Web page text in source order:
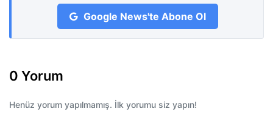
Google News'te Abone Ol
0 Yorum
Henüz yorum yapılmamış. İlk yorumu siz yapın!